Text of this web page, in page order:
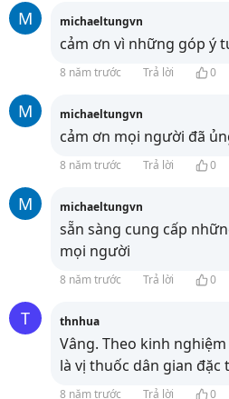
M michaeltungvn
cảm ơn vì những góp ý
8 năm trước Trả lời 0
M michaeltungvn
cảm ơn mọi người đã
8 năm trước Trả lời 0
M michaeltungvn
sẵn sàng cung cấp
mọi người
8 năm trước Trả lời 0
T thnhua
Vâng. Theo kinh
là vị thuốc dân gian
8 năm trước Trả lời 0